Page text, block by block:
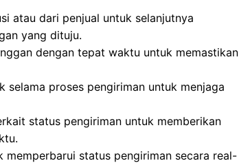
atau dari penjual untuk selanjutnya
yang dituju.
dengan tepat waktu untuk memastikan
proses pengiriman untuk menjaga
status pengiriman untuk memberikan
memperbarui status pengiriman secara real-